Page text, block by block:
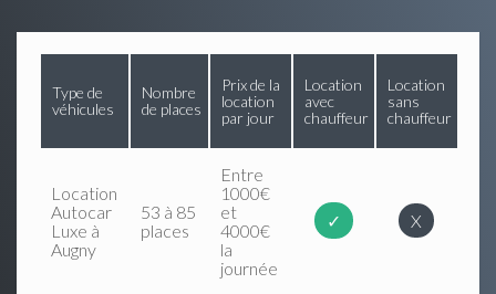
Type de
véhicules
Nombre
de places
Prix de la
location
par jour
Location
avec
chauffeur
Location
sans
chauffeur
Location
Autocar
Luxe à
Augny
53 à 85
places
Entre
1000€
et
4000€
la
journée
✓ X